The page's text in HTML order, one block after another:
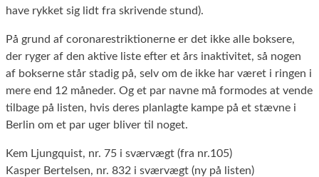
have rykket sig lidt fra skrivende stund).
På grund af coronarestriktionerne er det ikke alle boksere,
der ryger af den aktive liste efter et års inaktivitet, så nogen
af bokserne står stadig på, selv om de ikke har været i ringen i
mere end 12 måneder. Og et par navne må formodes at vende
tilbage på listen, hvis deres planlagte kampe på et stævne i
Berlin om et par uger bliver til noget.
Kem Ljungquist, nr. 75 i sværvægt (fra nr.105)
Kasper Bertelsen, nr. 832 i sværvægt (ny på listen)